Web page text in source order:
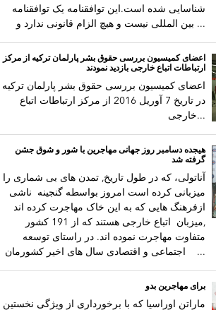
شناسایی شده است.این توافقنامه یک توافقنامه
بین المللی نیست و هیچ الزام قانونی ندارد و ...
اعضای کمیسیون بررسی حقوق بشر پارلمان ترکیه از مرکز
ارتباطات اتباع خارجی بازدید نمودند
اعضای کمیسیون بررسی حقوق بشر پارلمان ترکیه
در تاریخ 7 آوریل 2016 از مرکز ارتباطات اتباع
خارجی...
هیجده دسامبر روز جهانی مهاجرین با شور و شوق جشن
گرفته شد
آناتولی، که در طول تاریخ‚ تمدن های بی شماری را
میزبانی کرده است امروز بواسطه گنجینه ناشی
ازفرهنگ هایی که به این خاک مهاجرت کرده اند
‚میزبان اتباع خارجی هستند که از 191 کشور
متفاوت مهاجرت نموده اند. در راستای توسعه
اجتماعی و اقتصادی سال های اخیر کشورمان ...
برای مهاجرین بدو
ماراتن اوراسیا که با برخورداری از ویژگی نخستین